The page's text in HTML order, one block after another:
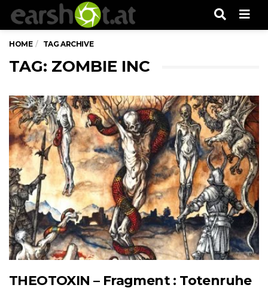
HOME TAG ARCHIVE
TAG: ZOMBIE INC
THEOTOXIN – Fragment : Totenruhe